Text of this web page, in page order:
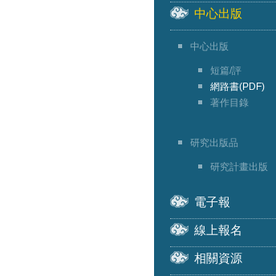
中心出版
中心出版
短篇/評
網路書(PDF)
著作目錄
研究出版品
研究計畫出版
電子報
線上報名
相關資源